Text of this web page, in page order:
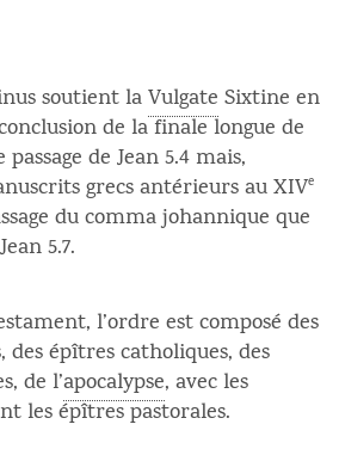
soutient laVulgate Sixtine en
de la finale longue de
de Jean 5.4 mais,
grecs antérieurs au XIVe
du comma johannique que
5.7.
l’ordre est composé des
des épîtres catholiques, des
de l’apocalypse, avec les
les épîtres pastorales.